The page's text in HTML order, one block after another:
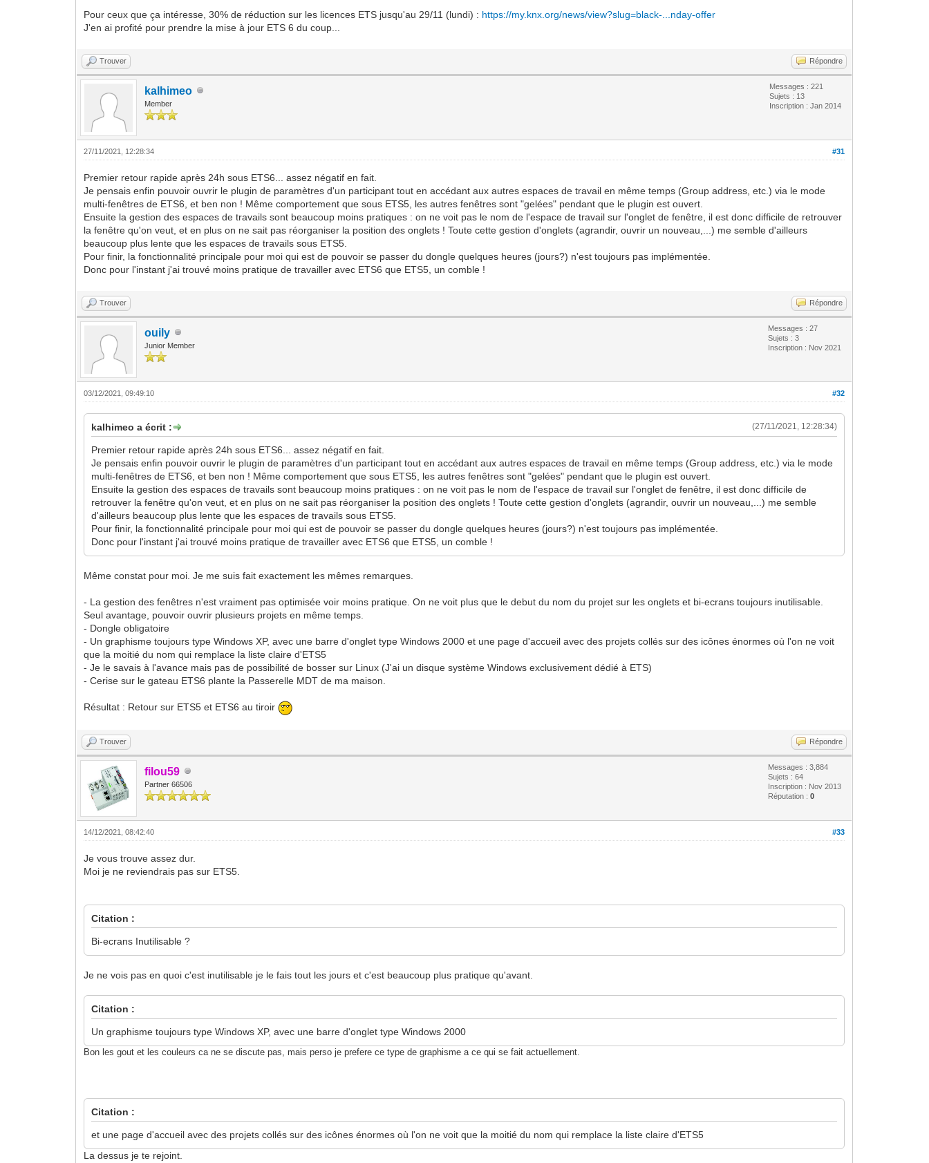
Pour ceux que ça intéresse, 30% de réduction sur les licences ETS jusqu'au 29/11 (lundi) : https://my.knx.org/news/view?slug=black-...nday-offer
J'en ai profité pour prendre la mise à jour ETS 6 du coup...
Trouver Répondre
kalhimeo
Member
Messages : 221
Sujets : 13
Inscription : Jan 2014
#31
27/11/2021, 12:28:34
Premier retour rapide après 24h sous ETS6... assez négatif en fait.
Je pensais enfin pouvoir ouvrir le plugin de paramètres d'un participant tout en accédant aux autres espaces de travail en même temps (Group address, etc.) via le mode
multi-fenêtres de ETS6, et ben non ! Même comportement que sous ETS5, les autres fenêtres sont "gelées" pendant que le plugin est ouvert.
Ensuite la gestion des espaces de travails sont beaucoup moins pratiques : on ne voit pas le nom de l'espace de travail sur l'onglet de fenêtre, il est donc difficile de retrouver
la fenêtre qu'on veut, et en plus on ne sait pas réorganiser la position des onglets ! Toute cette gestion d'onglets (agrandir, ouvrir un nouveau,...) me semble d'ailleurs
beaucoup plus lente que les espaces de travails sous ETS5.
Pour finir, la fonctionnalité principale pour moi qui est de pouvoir se passer du dongle quelques heures (jours?) n'est toujours pas implémentée.
Donc pour l'instant j'ai trouvé moins pratique de travailler avec ETS6 que ETS5, un comble !
Trouver Répondre
ouily
Junior Member
Messages : 27
Sujets : 3
Inscription : Nov 2021
#32
03/12/2021, 09:49:10
(27/11/2021, 12:28:34)
kalhimeo a écrit :
Premier retour rapide après 24h sous ETS6... assez négatif en fait.
Je pensais enfin pouvoir ouvrir le plugin de paramètres d'un participant tout en accédant aux autres espaces de travail en même temps (Group address, etc.) via le mode
multi-fenêtres de ETS6, et ben non ! Même comportement que sous ETS5, les autres fenêtres sont "gelées" pendant que le plugin est ouvert.
Ensuite la gestion des espaces de travails sont beaucoup moins pratiques : on ne voit pas le nom de l'espace de travail sur l'onglet de fenêtre, il est donc difficile de
retrouver la fenêtre qu'on veut, et en plus on ne sait pas réorganiser la position des onglets ! Toute cette gestion d'onglets (agrandir, ouvrir un nouveau,...) me semble
d'ailleurs beaucoup plus lente que les espaces de travails sous ETS5.
Pour finir, la fonctionnalité principale pour moi qui est de pouvoir se passer du dongle quelques heures (jours?) n'est toujours pas implémentée.
Donc pour l'instant j'ai trouvé moins pratique de travailler avec ETS6 que ETS5, un comble !
Même constat pour moi. Je me suis fait exactement les mêmes remarques.
- La gestion des fenêtres n'est vraiment pas optimisée voir moins pratique. On ne voit plus que le debut du nom du projet sur les onglets et bi-ecrans toujours inutilisable.
Seul avantage, pouvoir ouvrir plusieurs projets en même temps.
- Dongle obligatoire
- Un graphisme toujours type Windows XP, avec une barre d'onglet type Windows 2000 et une page d'accueil avec des projets collés sur des icônes énormes où l'on ne voit
que la moitié du nom qui remplace la liste claire d'ETS5
- Je le savais à l'avance mais pas de possibilité de bosser sur Linux (J'ai un disque système Windows exclusivement dédié à ETS)
- Cerise sur le gateau ETS6 plante la Passerelle MDT de ma maison.
Résultat : Retour sur ETS5 et ETS6 au tiroir
Trouver Répondre
filou59
Partner 66506
Messages : 3,884
Sujets : 64
Inscription : Nov 2013
Réputation :0
#33
14/12/2021, 08:42:40
Je vous trouve assez dur.
Moi je ne reviendrais pas sur ETS5.
Citation :
Bi-ecrans Inutilisable ?
Je ne vois pas en quoi c'est inutilisable je le fais tout les jours et c'est beaucoup plus pratique qu'avant.
Citation :
Un graphisme toujours type Windows XP, avec une barre d'onglet type Windows 2000
Bon les gout et les couleurs ca ne se discute pas, mais perso je prefere ce type de graphisme a ce qui se fait actuellement.
Citation :
et une page d'accueil avec des projets collés sur des icônes énormes où l'on ne voit que la moitié du nom qui remplace la liste claire d'ETS5
La dessus je te rejoint.